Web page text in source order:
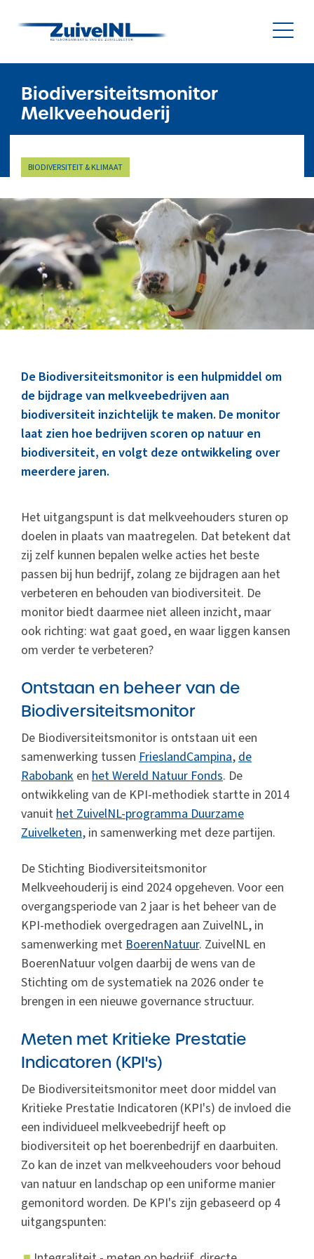
Duurzaamheid
Diergezondheid
Onderzoek & Innovatie
Gegevensbeheer & Verstrekking
Marktinformatie
Biodiversiteitsmonitor
Melkveehouderij
BIODIVERSITEIT & KLIMAAT
De Biodiversiteitsmonitor is een hulpmiddel om
de bijdrage van melkveebedrijven aan
biodiversiteit inzichtelijk te maken. De monitor
laat zien hoe bedrijven scoren op natuur en
biodiversiteit, en volgt deze ontwikkeling over
meerdere jaren.
Het uitgangspunt is dat melkveehouders sturen op
doelen in plaats van maatregelen. Dat betekent dat
zij zelf kunnen bepalen welke acties het beste
passen bij hun bedrijf, zolang ze bijdragen aan het
verbeteren en behouden van biodiversiteit. De
monitor biedt daarmee niet alleen inzicht, maar
ook richting: wat gaat goed, en waar liggen kansen
om verder te verbeteren?
Ontstaan en beheer van de
Biodiversiteitsmonitor
De Biodiversiteitsmonitor is ontstaan uit een
samenwerking tussen FrieslandCampina,de
Rabobank en het Wereld Natuur Fonds. De
ontwikkeling van de KPI-methodiek startte in 2014
vanuithet ZuivelNL-programma Duurzame
Zuivelketen, in samenwerking met deze partijen.
De Stichting Biodiversiteitsmonitor
Melkveehouderij is eind 2024 opgeheven. Voor een
overgangsperiode van 2 jaar is het beheer van de
KPI-methodiek overgedragen aan ZuivelNL, in
samenwerking metBoerenNatuur. ZuivelNL en
BoerenNatuur volgen daarbij de wens van de
Stichting om de systematiek na 2026 onder te
brengen in een nieuwe governance structuur.
Meten met Kritieke Prestatie
Indicatoren (KPI's)
De Biodiversiteitsmonitor meet door middel van
Kritieke Prestatie Indicatoren (KPI's) de invloed die
een individueel melkveebedrijf heeft op
biodiversiteit op het boerenbedrijf en daarbuiten.
Zo kan de inzet van melkveehouders voor behoud
van natuur en landschap op een uniforme manier
gemonitord worden. De KPI's zijn gebaseerd op 4
uitgangspunten: